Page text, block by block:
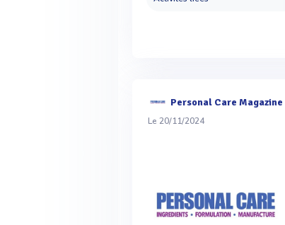
Personal Care Magazine
Le 20/11/2024